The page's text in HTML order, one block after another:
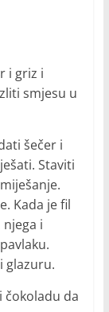
i griz i
smjesu u
šečer i
Staviti
Kada je fil
i
glazuru.
čokoladu da